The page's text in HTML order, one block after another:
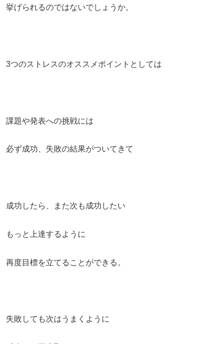
挙げられるのではないでしょうか。
3つのストレスのオススメポイントとしては
課題や発表への挑戦には
必ず成功、失敗の結果がついてきて
成功したら、また次も成功したい
もっと上達するように
再度目標を立てることができる。
失敗しても次はうまくように